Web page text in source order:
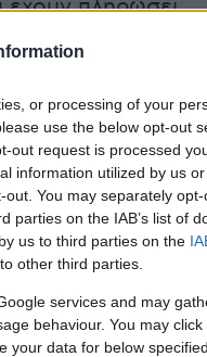
or processing of your
use the below opt-out
out request is processed
information utilized by us
You may separately
parties on the IAB’s list of
us to third parties on the
other third parties.
services and may
behaviour. You may
your data for below
έχουν πληρώσει
«δωρεάν» ημέρα
θέμα αφορά και
Βρυξέλλες. Η
από την
υποδομές που
ο
η κυβέρνηση
λύση. Φέρεται να